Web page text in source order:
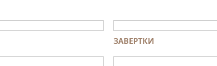
ЗАВЕРТКИ